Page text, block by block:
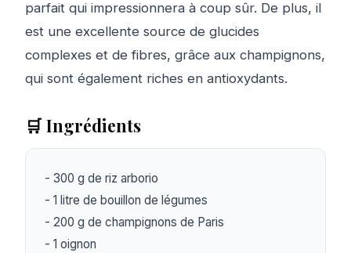
parfait qui impressionnera à coup sûr. De plus, il
est une excellente source de glucides
complexes et de fibres, grâce aux champignons,
qui sont également riches en antioxydants.
🛒 Ingrédients
- 300 g de riz arborio
- 1 litre de bouillon de légumes
- 200 g de champignons de Paris
- 1 oignon